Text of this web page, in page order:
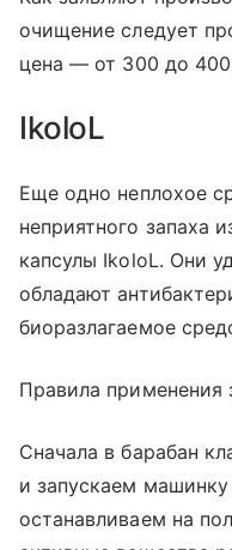
очищение следует
цена — от 300 до 400
IkoloL
Еще одно неплохое
неприятного запаха
капсулы IkoloL. Они
обладают
биоразлагаемое
Правила применения
Сначала в барабан
и запускаем
останавливаем на